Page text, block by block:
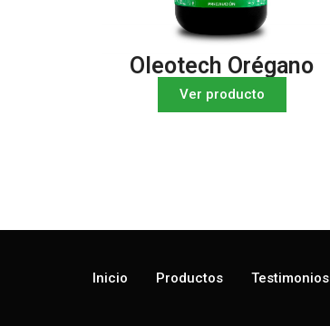
Oleotech Orégano
Ver producto
Inicio Productos Testimonios